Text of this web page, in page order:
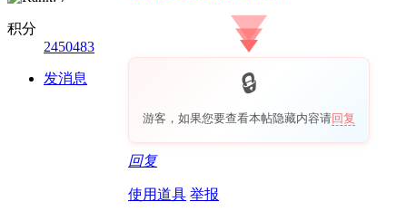
积分
2450483
发消息
游客，如果您要查看本帖隐藏内容请回复
回复
使用道具 举报